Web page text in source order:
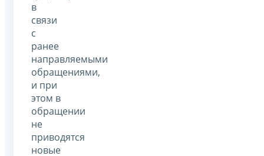
в
связи
с
ранее
направляемыми
обращениями,
и при
этом в
обращении
не
приводятся
новые